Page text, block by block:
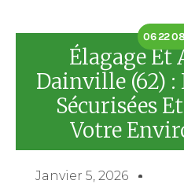
06 22
Élagage Et
Dainville (62)
Sécurisées
Votre
Janvier 5, 2026